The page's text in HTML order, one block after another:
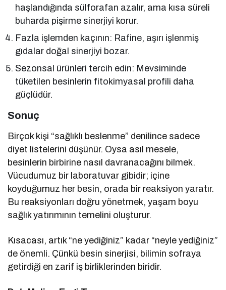
haşlandığında sülforafan azalır, ama kısa süreli
buharda pişirme sinerjiyi korur.
Fazla işlemden kaçının: Rafine, aşırı işlenmiş
gıdalar doğal sinerjiyi bozar.
Sezonsal ürünleri tercih edin: Mevsiminde
tüketilen besinlerin fitokimyasal profili daha
güçlüdür.
Sonuç
Birçok kişi “sağlıklı beslenme” denilince sadece
diyet listelerini düşünür. Oysa asıl mesele,
besinlerin birbirine nasıl davranacağını bilmek.
Vücudumuz bir laboratuvar gibidir; içine
koyduğumuz her besin, orada bir reaksiyon yaratır.
Bu reaksiyonları doğru yönetmek, yaşam boyu
sağlık yatırımının temelini oluşturur.
Kısacası, artık “ne yediğiniz” kadar “neyle yediğiniz”
de önemli. Çünkü besin sinerjisi, bilimin sofraya
getirdiği en zarif iş birliklerinden biridir.